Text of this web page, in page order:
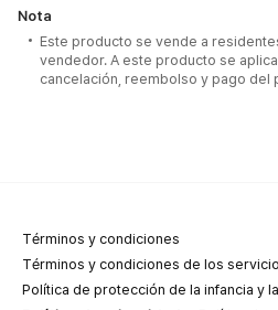
Nota
Este producto se vende a
vendedor. A este producto se
cancelación, reembolso y pago del
Términos y condiciones
Términos y condiciones de los
Política de protección de la infancia y